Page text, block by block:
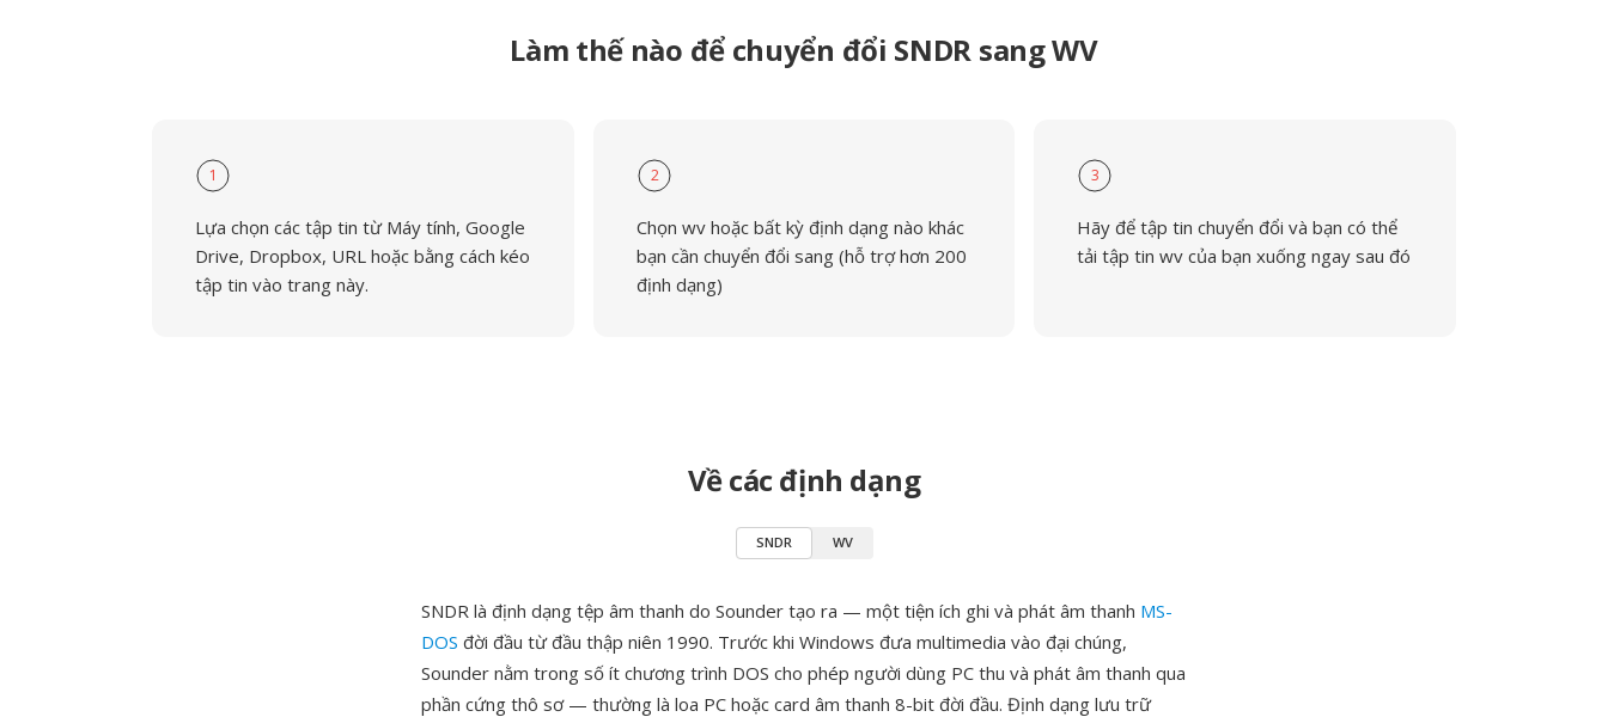
Làm thế nào để chuyển đổi SNDR sang WV
1
Lựa chọn các tập tin từ Máy tính, Google
Drive, Dropbox, URL hoặc bằng cách kéo
tập tin vào trang này.
2
Chọn wv hoặc bất kỳ định dạng nào khác
bạn cần chuyển đổi sang (hỗ trợ hơn 200
định dạng)
3
Hãy để tập tin chuyển đổi và bạn có thể
tải tập tin wv của bạn xuống ngay sau đó
Về các định dạng
SNDR WV
SNDR là định dạng tệp âm thanh do Sounder tạo ra — một tiện ích ghi và phát âm thanh MS-
DOS đời đầu từ đầu thập niên 1990. Trước khi Windows đưa multimedia vào đại chúng,
Sounder nằm trong số ít chương trình DOS cho phép người dùng PC thu và phát âm thanh qua
phần cứng thô sơ — thường là loa PC hoặc card âm thanh 8-bit đời đầu. Định dạng lưu trữ